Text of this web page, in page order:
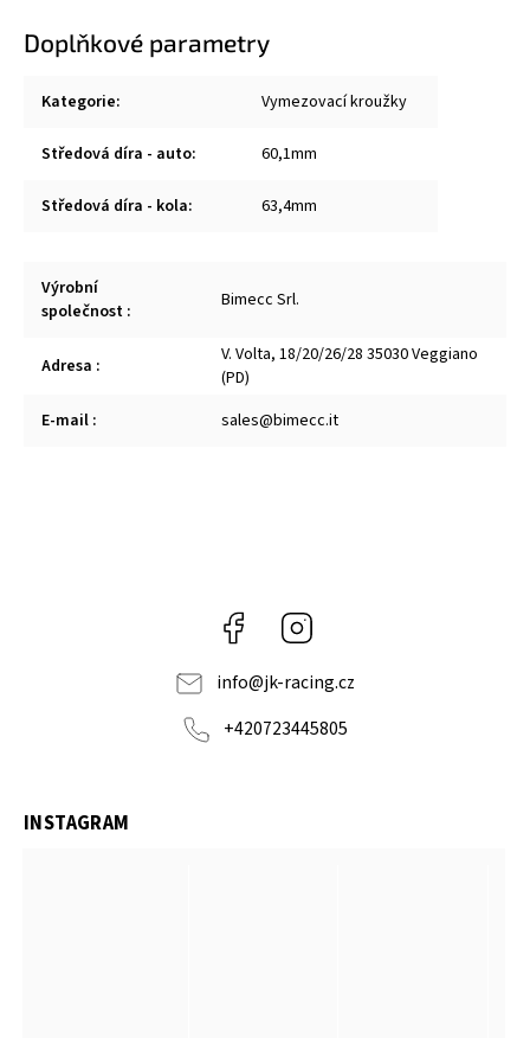
Doplňkové parametry
Kategorie: Vymezovací kroužky
Středová díra - auto: 60,1mm
Středová díra - kola: 63,4mm
Výrobní
společnost : Bimecc Srl.
Adresa :
V. Volta, 18/20/26/28 35030 Veggiano
(PD)
E-mail : sales@bimecc.it
Facebook
info@jk-racing.cz
+420723445805
INSTAGRAM